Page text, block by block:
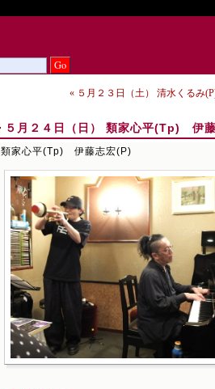
« ５月２３日（土） 清水くるみ
５月２４日（日） 類家心平(Tp) 伊
類家心平(Tp) 伊藤志宏(P)